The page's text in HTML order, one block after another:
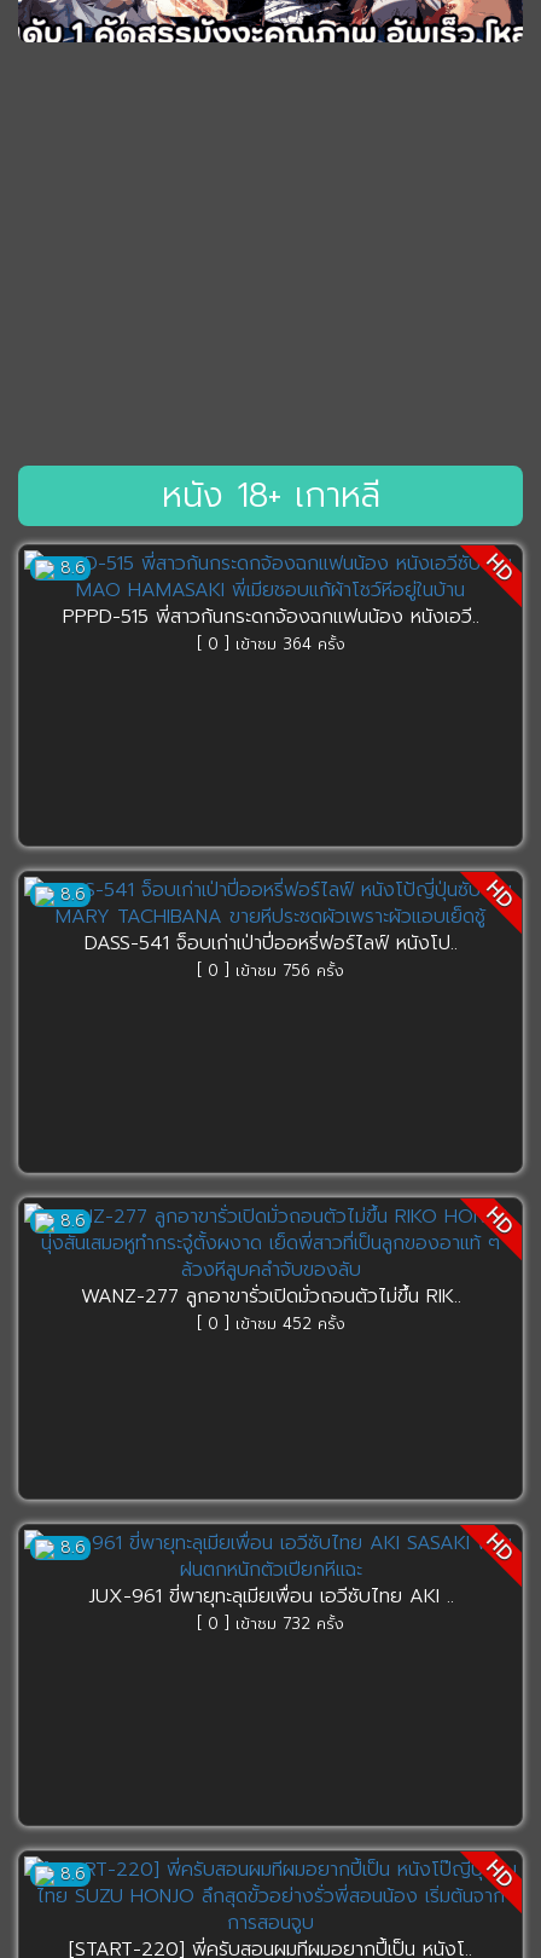
หนัง 18+ เกาหลี
8.6 HD
PPPD-515 พี่สาวก้นกระดกจ้องฉกแฟนน้อง หนังเอวี..
[ 0 ] เข้าชม 364 ครั้ง
8.6 HD
DASS-541 จ็อบเก่าเป่าปี่ออหรี่ฟอร์ไลฟ์ หนังโป..
[ 0 ] เข้าชม 756 ครั้ง
8.6 HD
WANZ-277 ลูกอาขารั่วเปิดมั่วถอนตัวไม่ขึ้น RIK..
[ 0 ] เข้าชม 452 ครั้ง
8.6 HD
JUX-961 ขี่พายุทะลุเมียเพื่อน เอวีซับไทย AKI ..
[ 0 ] เข้าชม 732 ครั้ง
8.6 HD
[START-220] พี่ครับสอนผมทีผมอยากปี้เป็น หนังโ..